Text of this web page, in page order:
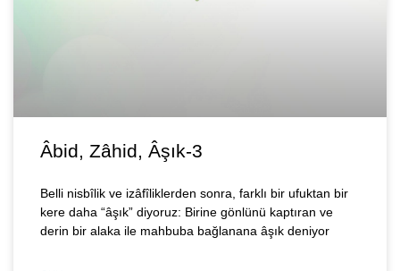
Âbid, Zâhid, Âşık-3
Belli nisbîlik ve izâfîliklerden sonra, farklı bir ufuktan bir
kere daha “âşık” diyoruz: Birine gönlünü kaptıran ve
derin bir alaka ile mahbuba bağlanana âşık deniyor